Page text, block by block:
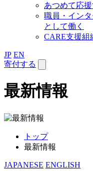
あつめて応援
職員・イン
として働く
CARE支援組
JP EN
寄付する
最新情報
トップ
最新情報
JAPANESE ENGLISH